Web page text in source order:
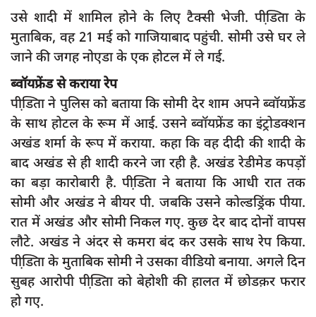
उसे शादी में शामिल होने के लिए टैक्सी भेजी. पीडि़ता के
मुताबिक, वह 21 मई को गाजियाबाद पहुंची. सोमी उसे घर ले
जाने की जगह नोएडा के एक होटल में ले गई.
ब्वॉयफ्रेंड से कराया रेप
पीडि़ता ने पुलिस को बताया कि सोमी देर शाम अपने ब्वॉयफ्रेंड
के साथ होटल के रूम में आई. उसने ब्वॉयफ्रेंड का इंट्रोडक्शन
अखंड शर्मा के रूप में कराया. कहा कि वह दीदी की शादी के
बाद अखंड से ही शादी करने जा रही है. अखंड रेडीमेड कपड़ों
का बड़ा कारोबारी है. पीडि़ता ने बताया कि आधी रात तक
सोमी और अखंड ने बीयर पी. जबकि उसने कोल्डड्रिंक पीया.
रात में अखंड और सोमी निकल गए. कुछ देर बाद दोनों वापस
लौटे. अखंड ने अंदर से कमरा बंद कर उसके साथ रेप किया.
पीडि़ता के मुताबिक सोमी ने उसका वीडियो बनाया. अगले दिन
सुबह आरोपी पीडि़ता को बेहोशी की हालत में छोडक़र फरार
हो गए.